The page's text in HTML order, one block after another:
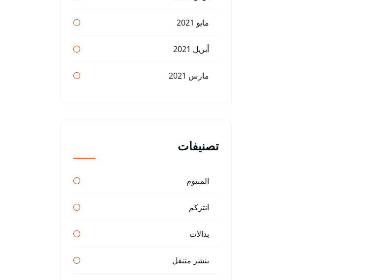
مايو 2021
أبريل 2021
مارس 2021
تصنيفات
المنيوم
انتركم
بدالات
بنشر متنقل